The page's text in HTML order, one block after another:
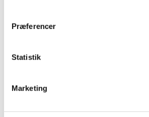
Præferencer
Statistik
Marketing
Bevillingen til at drive Faaborg Løve
1. september 2022